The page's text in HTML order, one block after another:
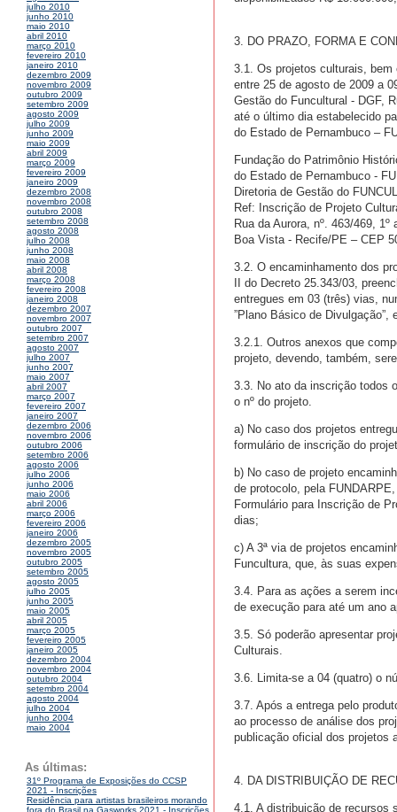
julho 2010
junho 2010
maio 2010
abril 2010
março 2010
fevereiro 2010
janeiro 2010
dezembro 2009
novembro 2009
outubro 2009
setembro 2009
agosto 2009
julho 2009
junho 2009
maio 2009
abril 2009
março 2009
fevereiro 2009
janeiro 2009
dezembro 2008
novembro 2008
outubro 2008
setembro 2008
agosto 2008
julho 2008
junho 2008
maio 2008
abril 2008
março 2008
fevereiro 2008
janeiro 2008
dezembro 2007
novembro 2007
outubro 2007
setembro 2007
agosto 2007
julho 2007
junho 2007
maio 2007
abril 2007
março 2007
fevereiro 2007
janeiro 2007
dezembro 2006
novembro 2006
outubro 2006
setembro 2006
agosto 2006
julho 2006
junho 2006
maio 2006
abril 2006
março 2006
fevereiro 2006
janeiro 2006
dezembro 2005
novembro 2005
outubro 2005
setembro 2005
agosto 2005
julho 2005
junho 2005
maio 2005
abril 2005
março 2005
fevereiro 2005
janeiro 2005
dezembro 2004
novembro 2004
outubro 2004
setembro 2004
agosto 2004
julho 2004
junho 2004
maio 2004
As últimas:
31º Programa de Exposições do CCSP
2021 - Inscrições
Residência para artistas brasileiros morando
3. DO PRAZO, FORMA E
3.1. Os projetos culturais, bem
entre 25 de agosto de 2009 a
Gestão do Funcultural - DGF,
até o último dia estabelecido
do Estado de Pernambuco –
Fundação do Patrimônio
do Estado de Pernambuco -
Diretoria de Gestão do
Ref: Inscrição de Projeto
Rua da Aurora, nº. 463/469, 1º
Boa Vista - Recife/PE – CEP
3.2. O encaminhamento dos
II do Decreto 25.343/03,
entregues em 03 (três) vias,
”Plano Básico de
3.2.1. Outros anexos que
projeto, devendo, também,
3.3. No ato da inscrição todos
o nº do projeto.
a) No caso dos projetos
formulário de inscrição do
b) No caso de projeto
de protocolo, pela
Formulário para Inscrição de
dias;
c) A 3ª via de projetos
Funcultura, que, às suas
3.4. Para as ações a serem
de execução para até um ano
3.5. Só poderão apresentar
Culturais.
3.6. Limita-se a 04 (quatro) o
3.7. Após a entrega pelo
ao processo de análise dos
publicação oficial dos projetos
4. DA DISTRIBUIÇÃO DE
4.1. A distribuição de recursos